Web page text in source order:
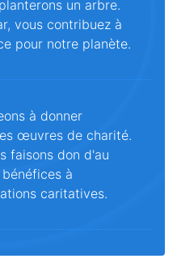
un arbre.
vous contribuez à
pour notre planète.
à donner
œuvres de charité.
faisons don d'au
à
caritatives.